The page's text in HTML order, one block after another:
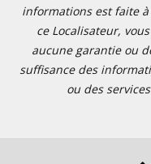
informations est faite
ce Localisateur,
aucune garantie ou
suffisance des
ou des